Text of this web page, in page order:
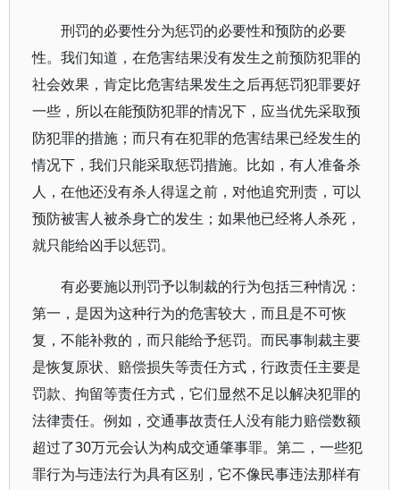
刑罚的必要性分为惩罚的必要性和预防的必要
性。我们知道，在危害结果没有发生之前预防犯罪的
社会效果，肯定比危害结果发生之后再惩罚犯罪要好
一些，所以在能预防犯罪的情况下，应当优先采取预
防犯罪的措施；而只有在犯罪的危害结果已经发生的
情况下，我们只能采取惩罚措施。比如，有人准备杀
人，在他还没有杀人得逞之前，对他追究刑责，可以
预防被害人被杀身亡的发生；如果他已经将人杀死，
就只能给凶手以惩罚。
有必要施以刑罚予以制裁的行为包括三种情况：
第一，是因为这种行为的危害较大，而且是不可恢
复，不能补救的，而只能给予惩罚。而民事制裁主要
是恢复原状、赔偿损失等责任方式，行政责任主要是
罚款、拘留等责任方式，它们显然不足以解决犯罪的
法律责任。例如，交通事故责任人没有能力赔偿数额
超过了30万元会认为构成交通肇事罪。第二，一些犯
罪行为与违法行为具有区别，它不像民事违法那样有